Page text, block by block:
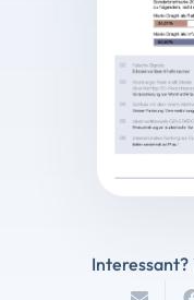
Interessant?